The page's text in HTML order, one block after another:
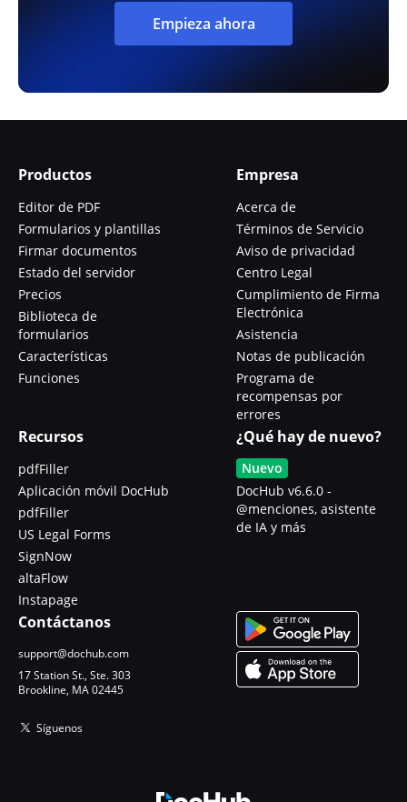
Empieza ahora
Productos
Editor de PDF
Formularios y plantillas
Firmar documentos
Estado del servidor
Precios
Biblioteca de
formularios
Características
Funciones
Empresa
Acerca de
Términos de Servicio
Aviso de privacidad
Centro Legal
Cumplimiento de Firma
Electrónica
Asistencia
Notas de publicación
Programa de
recompensas por
errores
Recursos
pdfFiller
Aplicación móvil DocHub
pdfFiller
US Legal Forms
SignNow
altaFlow
Instapage
¿Qué hay de nuevo?
Nuevo
DocHub v6.6.0 -
@menciones, asistente
de IA y más
Contáctanos
support@dochub.com
17 Station St., Ste. 303
Brookline, MA 02445
Síguenos